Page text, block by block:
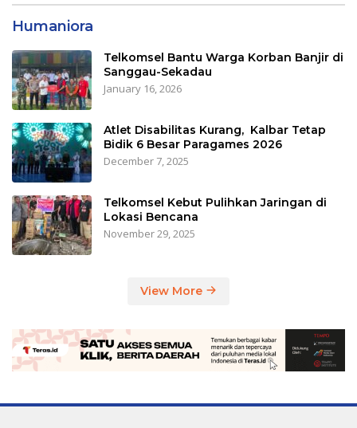
Humaniora
Telkomsel Bantu Warga Korban Banjir di
Sanggau-Sekadau
January 16, 2026
Atlet Disabilitas Kurang, Kalbar Tetap
Bidik 6 Besar Paragames 2026
December 7, 2025
Telkomsel Kebut Pulihkan Jaringan di
Lokasi Bencana
November 29, 2025
View More